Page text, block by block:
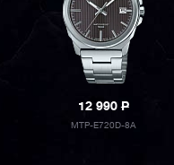
12 990P
MTP-E720D-8A